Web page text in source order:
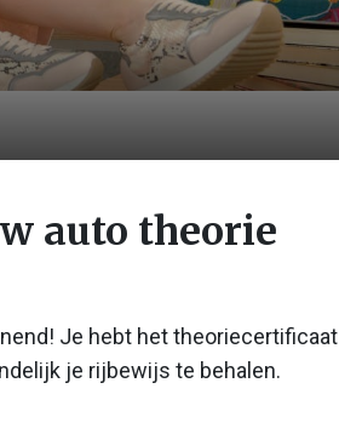
auto theorie
Je hebt het theoriecertificaat
je rijbewijs te behalen.